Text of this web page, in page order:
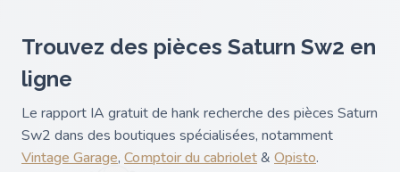
Trouvez des pièces Saturn Sw2 en
ligne
Le rapport IA gratuit de hank recherche des pièces Saturn
Sw2 dans des boutiques spécialisées, notamment
Vintage Garage, Comptoir du cabriolet& Opisto.